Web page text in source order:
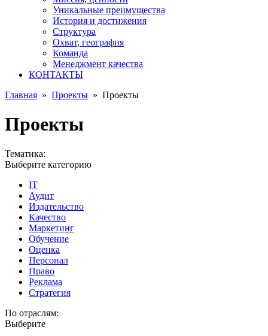
Уникальные преимущества
История и достижения
Структура
Охват, география
Команда
Менеджмент качества
КОНТАКТЫ
Главная » Проекты » Проекты
Проекты
Тематика:
Выберите категорию
IT
Аудит
Издательство
Качество
Маркетинг
Обучение
Оценка
Персонал
Право
Реклама
Стратегия
По отраслям:
Выберите